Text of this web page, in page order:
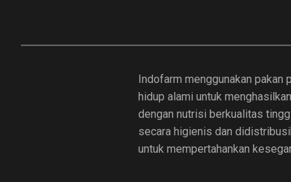
Indofarm menggunakan pakan
hidup alami untuk
dengan nutrisi berkualitas
secara higienis dan
untuk mempertahankan